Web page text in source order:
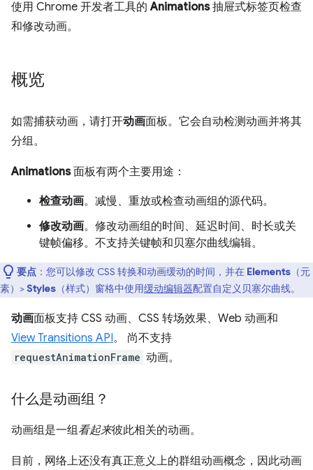
使用 Chrome 开发者工具的Animations抽屉式标签页检查
和修改动画。
概览
如需捕获动画，请打开动画面板。它会自动检测动画并将其
分组。
Animations面板有两个主要用途：
检查动画。减慢、重放或检查动画组的源代码。
修改动画。修改动画组的时间、延迟时间、时长或关
键帧偏移。不支持关键帧和贝塞尔曲线编辑。
要点 ：您可以修改 CSS 转换和动画缓动的时间，并在 Elements （元
素）>Styles （样式）窗格中使用缓动编辑器配置自定义贝塞尔曲线。
动画面板支持 CSS 动画、CSS 转场效果、Web 动画和
View Transitions API。 尚不支持
requestAnimationFrame 动画。
什么是动画组？
动画组是一组看起来彼此相关的动画。
目前，网络上还没有真正意义上的群组动画概念，因此动画